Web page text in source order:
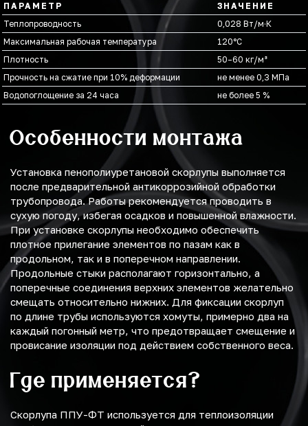
ПАРАМЕТР
ЗНАЧЕНИЕ
Теплопроводность
0,028 Вт/м·К
Максимальная рабочая температура
120°С
Плотность
50–60 кг/м³
Прочность на сжатие при 10% деформации
не менее 0,3 МПа
Водопоглощение за 24 часа
не более 5 %
Особенности монтажа
Установка пенополиуретановой скорлупы выполняется
после предварительной антикоррозийной обработки
трубопровода. Работы рекомендуется проводить в
сухую погоду, избегая осадков и повышенной влажности.
При установке скорлупы необходимо обеспечить
плотное прилегание элементов по пазам как в
продольном, так и в поперечном направлении.
Продольные стыки располагают горизонтально, а
поперечные соединения верхних элементов желательно
смещать относительно нижних. Для фиксации скорлуп
по длине трубы используются хомуты, примерно два на
каждый погонный метр, что предотвращает смещение и
провисание изоляции под действием собственного веса.
Где применяется?
Скорлупа ППУ-ФТ используется для теплоизоляции